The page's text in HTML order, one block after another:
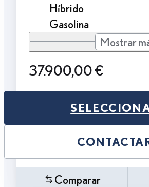
Híbrido
Gasolina
Mostrar
37.900,00 €
Comparar